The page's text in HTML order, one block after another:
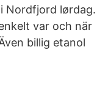
Nordfjord lørdag.
var och när
billig etanol